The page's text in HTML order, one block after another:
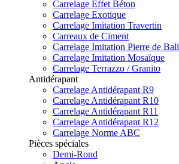
Carrelage Effet Béton
Carrelage Exotique
Carrelage Imitation Travertin
Carreaux de Ciment
Carrelage Imitation Pierre de Bali
Carrelage Imitation Mosaïque
Carrelage Terrazzo / Granito
Antidérapant
Carrelage Antidérapant R9
Carrelage Antidérapant R10
Carrelage Antidérapant R11
Carrelage Antidérapant R12
Carrelage Norme ABC
Pièces spéciales
Demi-Rond